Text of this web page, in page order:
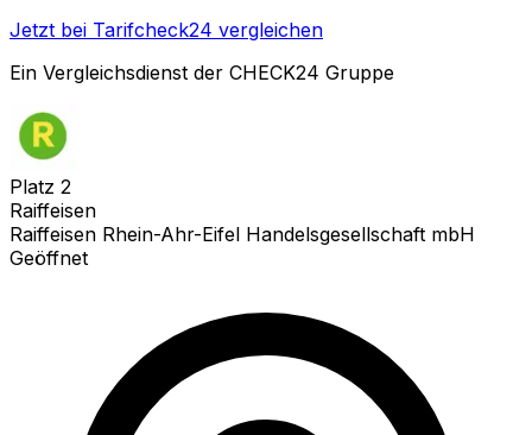
Jetzt bei Tarifcheck24 vergleichen
Ein Vergleichsdienst der CHECK24 Gruppe
Platz 2
Raiffeisen
Raiffeisen Rhein-Ahr-Eifel Handelsgesellschaft mbH
Geöffnet